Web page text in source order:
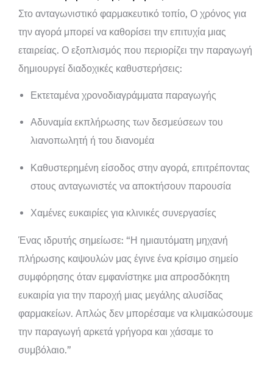
Στο ανταγωνιστικό φαρμακευτικό τοπίο, Ο χρόνος για
την αγορά μπορεί να καθορίσει την επιτυχία μιας
εταιρείας. Ο εξοπλισμός που περιορίζει την παραγωγή
δημιουργεί διαδοχικές καθυστερήσεις:
Εκτεταμένα χρονοδιαγράμματα παραγωγής
Αδυναμία εκπλήρωσης των δεσμεύσεων του
λιανοπωλητή ή του διανομέα
Καθυστερημένη είσοδος στην αγορά, επιτρέποντας
στους ανταγωνιστές να αποκτήσουν παρουσία
Χαμένες ευκαιρίες για κλινικές συνεργασίες
Ένας ιδρυτής σημείωσε: “Η ημιαυτόματη μηχανή
πλήρωσης καψουλών μας έγινε ένα κρίσιμο σημείο
συμφόρησης όταν εμφανίστηκε μια απροσδόκητη
ευκαιρία για την παροχή μιας μεγάλης αλυσίδας
φαρμακείων. Απλώς δεν μπορέσαμε να κλιμακώσουμε
την παραγωγή αρκετά γρήγορα και χάσαμε το
συμβόλαιο.”